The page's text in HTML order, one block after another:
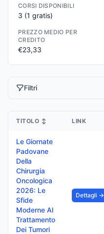
CORSI DISPONIBILI
3 (1 gratis)
PREZZO MEDIO PER
CREDITO
€23,33
Filtri
TITOLO ↕ LINK
Le Giornate
Padovane
Della
Chirurgia
Oncologica
2026: Le
Sfide
Moderne Al
Trattamento
Dei Tumori
Dettagli →